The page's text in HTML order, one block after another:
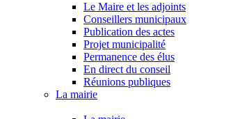
Le Maire et les adjoints
Conseillers municipaux
Publication des actes
Projet municipalité
Permanence des élus
En direct du conseil
Réunions publiques
La mairie